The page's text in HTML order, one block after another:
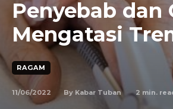
Penyebab dan
Mengatasi
RAGAM
11/06/2022 By Kabar Tuban 2 min.